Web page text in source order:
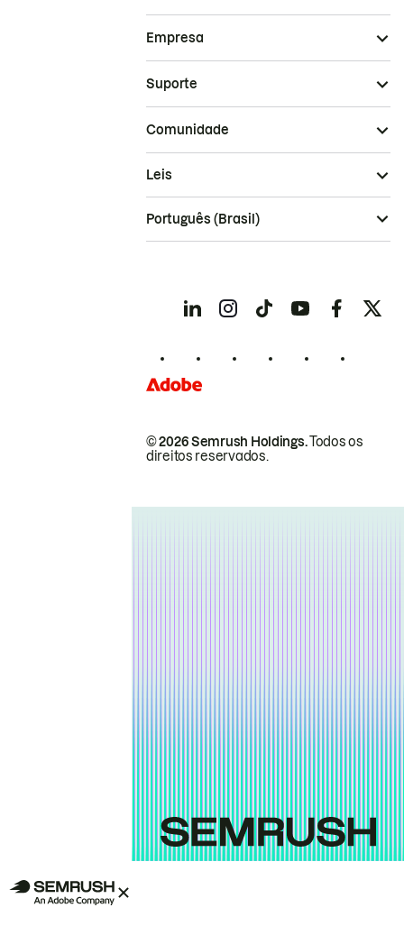
Empresa
Suporte
Comunidade
© 2026 Semrush Holdings.Todos os
direitos reservados.
Leis
Português (Brasil)